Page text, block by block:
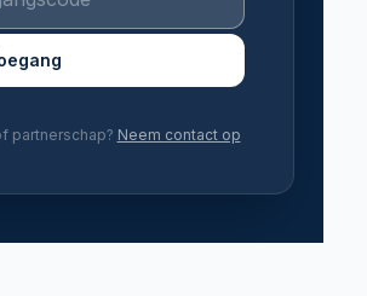
partnerschap? Neem contact op